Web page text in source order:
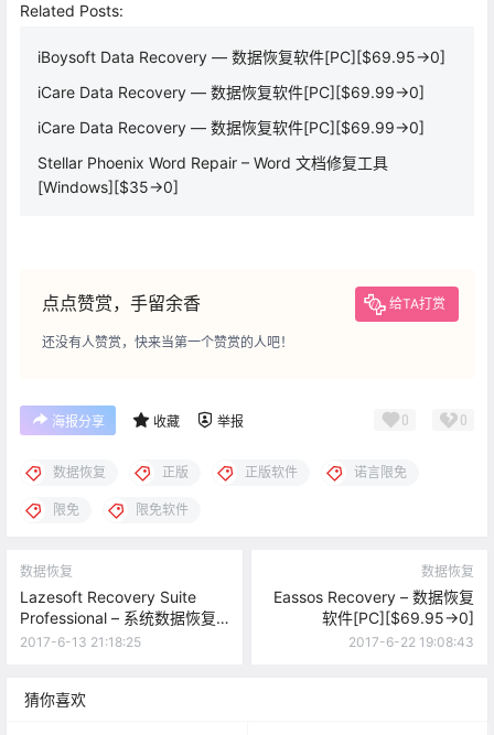
Related Posts:
iBoysoft Data Recovery — 数据恢复软件[PC][$69.95→0]
iCare Data Recovery — 数据恢复软件[PC][$69.99→0]
iCare Data Recovery — 数据恢复软件[PC][$69.99→0]
Stellar Phoenix Word Repair – Word 文档修复工具
[Windows][$35→0]
点点赞赏，手留余香 给TA打赏
还没有人赞赏，快来当第一个赞赏的人吧！
海报分享 收藏 举报 0 0
数据恢复 正版 正版软件 诺言限免
限免 限免软件
数据恢复
Lazesoft Recovery Suite
Professional – 系统数据恢复
软件[PC][$49.99→0]
2017-6-13 21:18:25
数据恢复
Eassos Recovery – 数据恢复
软件[PC][$69.95→0]
2017-6-22 19:08:43
猜你喜欢